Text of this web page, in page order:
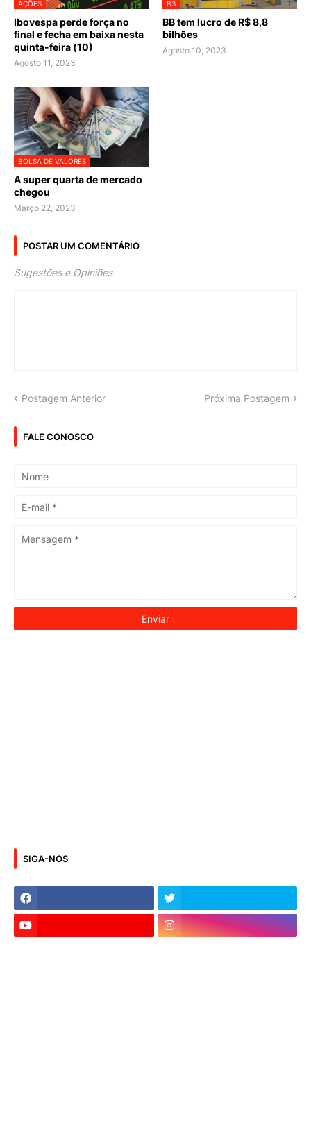
AÇÕES
Ibovespa perde força no
final e fecha em baixa nesta
quinta-feira (10)
Agosto 11, 2023
B3
BB tem lucro de R$ 8,8
bilhões
Agosto 10, 2023
BOLSA DE VALORES
A super quarta de mercado
chegou
Março 22, 2023
POSTAR UM COMENTÁRIO
Sugestões e Opiniões
Postagem Anterior Próxima Postagem
FALE CONOSCO
SIGA-NOS